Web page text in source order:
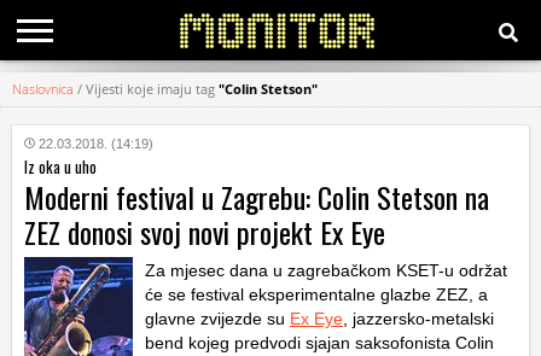
KATEGORIJE
HRVATSKI
WEB
Naslovnica / Vijesti koje imaju tag "Colin Stetson"
22.03.2018. (14:19)
Iz oka u uho
Moderni festival u Zagrebu: Colin Stetson na
ZEZ donosi svoj novi projekt Ex Eye
Za mjesec dana u zagrebačkom KSET-u održat
će se festival eksperimentalne glazbe ZEZ, a
glavne zvijezde su Ex Eye , jazzersko-metalski
bend kojeg predvodi sjajan saksofonista Colin